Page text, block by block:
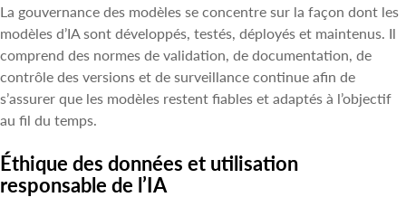
La gouvernance des modèles se concentre sur la façon dont les
modèles d’IA sont développés, testés, déployés et maintenus. Il
comprend des normes de validation, de documentation, de
contrôle des versions et de surveillance continue afin de
s’assurer que les modèles restent fiables et adaptés à l’objectif
au fil du temps.
Éthique des données et utilisation
responsable de l’IA